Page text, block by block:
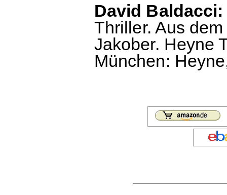
David
Thriller. Aus
Jakober. Heyne
München: